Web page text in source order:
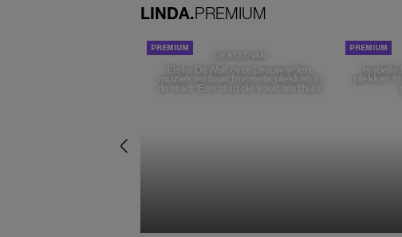
LINDA.PREMIUM
DE STAD VAN
Elske DeWall over Leeuwarden,
muziek en haar favoriete plekken in
de stad: 'Een stad die voelt als thuis'
plekken